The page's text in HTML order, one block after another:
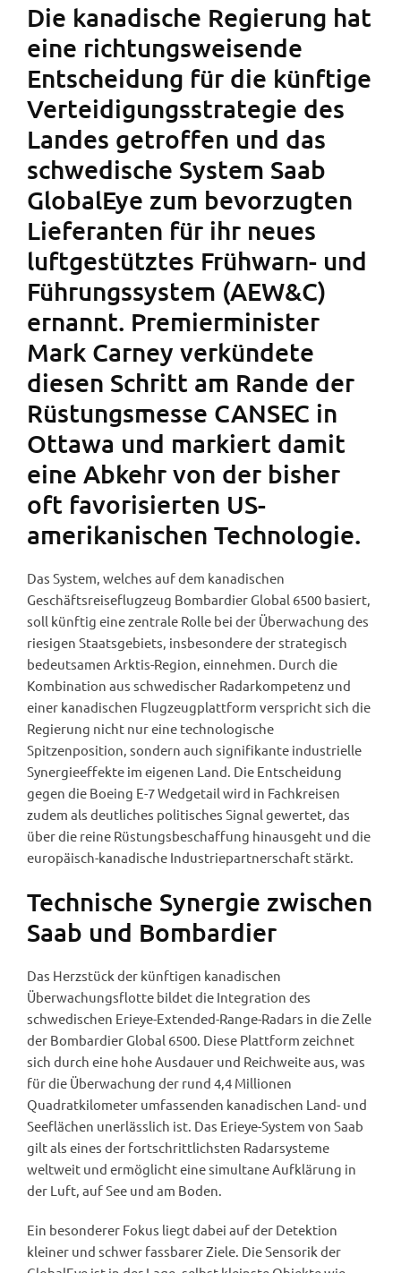
Die kanadische Regierung hat
eine richtungsweisende
Entscheidung für die künftige
Verteidigungsstrategie des
Landes getroffen und das
schwedische System Saab
GlobalEye zum bevorzugten
Lieferanten für ihr neues
luftgestütztes Frühwarn- und
Führungssystem (AEW&C)
ernannt. Premierminister
Mark Carney verkündete
diesen Schritt am Rande der
Rüstungsmesse CANSEC in
Ottawa und markiert damit
eine Abkehr von der bisher
oft favorisierten US-
amerikanischen Technologie.
Das System, welches auf dem kanadischen
Geschäftsreiseflugzeug Bombardier Global 6500 basiert,
soll künftig eine zentrale Rolle bei der Überwachung des
riesigen Staatsgebiets, insbesondere der strategisch
bedeutsamen Arktis-Region, einnehmen. Durch die
Kombination aus schwedischer Radarkompetenz und
einer kanadischen Flugzeugplattform verspricht sich die
Regierung nicht nur eine technologische
Spitzenposition, sondern auch signifikante industrielle
Synergieeffekte im eigenen Land. Die Entscheidung
gegen die Boeing E-7 Wedgetail wird in Fachkreisen
zudem als deutliches politisches Signal gewertet, das
über die reine Rüstungsbeschaffung hinausgeht und die
europäisch-kanadische Industriepartnerschaft stärkt.
Technische Synergie zwischen
Saab und Bombardier
Das Herzstück der künftigen kanadischen
Überwachungsflotte bildet die Integration des
schwedischen Erieye-Extended-Range-Radars in die Zelle
der Bombardier Global 6500. Diese Plattform zeichnet
sich durch eine hohe Ausdauer und Reichweite aus, was
für die Überwachung der rund 4,4 Millionen
Quadratkilometer umfassenden kanadischen Land- und
Seeflächen unerlässlich ist. Das Erieye-System von Saab
gilt als eines der fortschrittlichsten Radarsysteme
weltweit und ermöglicht eine simultane Aufklärung in
der Luft, auf See und am Boden.
Ein besonderer Fokus liegt dabei auf der Detektion
kleiner und schwer fassbarer Ziele. Die Sensorik der